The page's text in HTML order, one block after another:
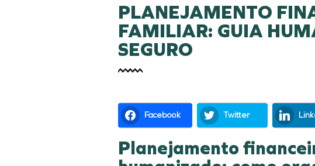
PLANEJAMENTO
FAMILIAR: GUIA
SEGURO
Facebook Twitter
Planejamento